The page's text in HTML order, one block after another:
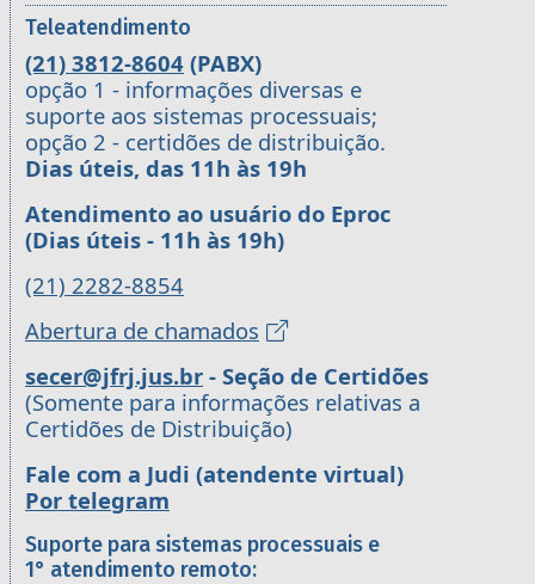
Teleatendimento
(21) 3812-8604 (PABX)
opção 1 - informações diversas e
suporte aos sistemas processuais;
opção 2 - certidões de distribuição.
Dias úteis, das 11h às 19h
Atendimento ao usuário do Eproc
(Dias úteis - 11h às 19h)
(21) 2282-8854
Abertura de chamados
secer@jfrj.jus.br - Seção de Certidões
(Somente para informações relativas a
Certidões de Distribuição)
Fale com a Judi (atendente virtual)
Por telegram
Suporte para sistemas processuais e
1° atendimento remoto: